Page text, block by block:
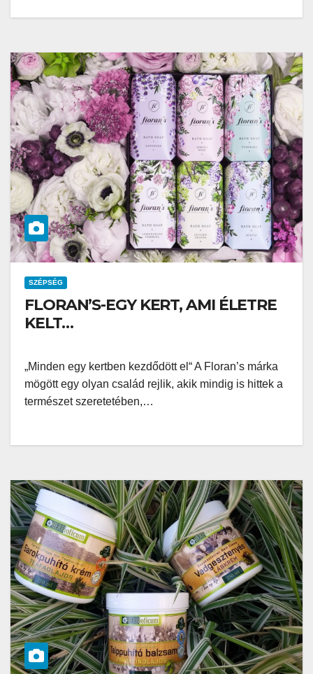
SZÉPSÉG
FLORAN’S-EGY KERT, AMI ÉLETRE
KELT…
„Minden egy kertben kezdődött el“ A Floran’s márka
mögött egy olyan család rejlik, akik mindig is hittek a
természet szeretetében,…